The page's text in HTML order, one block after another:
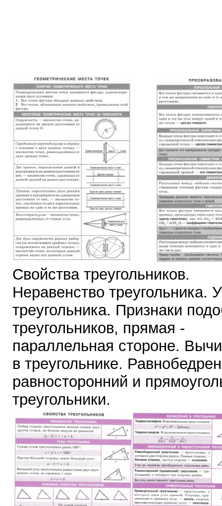
Свойства треугольников.
Неравенство треугольника.
треугольника. Признаки
треугольников, прямая -
параллельная стороне.
в треугольнике.
равносторонний и
треугольники.